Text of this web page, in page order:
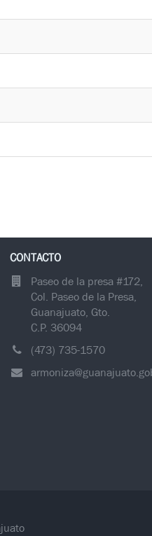
CONTACTO
Paseo de la presa #172,
Col. Paseo de la Presa,
Guanajuato, Gto.
C.P. 36094
(473) 735-1570